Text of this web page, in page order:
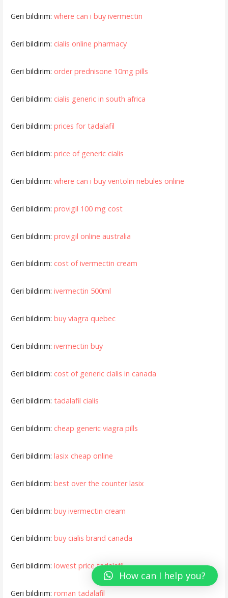
Geri bildirim: where can i buy ivermectin
Geri bildirim: cialis online pharmacy
Geri bildirim: order prednisone 10mg pills
Geri bildirim: cialis generic in south africa
Geri bildirim: prices for tadalafil
Geri bildirim: price of generic cialis
Geri bildirim: where can i buy ventolin nebules online
Geri bildirim: provigil 100 mg cost
Geri bildirim: provigil online australia
Geri bildirim: cost of ivermectin cream
Geri bildirim: ivermectin 500ml
Geri bildirim: buy viagra quebec
Geri bildirim: ivermectin buy
Geri bildirim: cost of generic cialis in canada
Geri bildirim: tadalafil cialis
Geri bildirim: cheap generic viagra pills
Geri bildirim: lasix cheap online
Geri bildirim: best over the counter lasix
Geri bildirim: buy ivermectin cream
Geri bildirim: buy cialis brand canada
Geri bildirim: lowest price tadalafil
Geri bildirim: roman tadalafil
How can I help you?